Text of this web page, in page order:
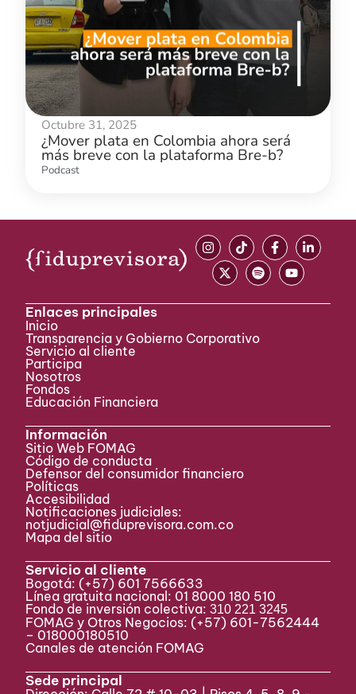
Octubre 31, 2025
¿Mover plata en Colombia ahora será
más breve con la plataforma Bre-b?
Podcast
Enlaces principales
Inicio
Transparencia y Gobierno Corporativo
Servicio al cliente
Participa ​
Nosotros
Fondos
Educación Financiera
Información
Sitio Web FOMAG
Código de conducta
Defensor del consumidor financiero
Políticas
Accesibilidad
Notificaciones judiciales:
notjudicial@fiduprevisora.com.co
Mapa del sitio
Servicio al cliente
Bogotá: (+57) 601 7566633
Línea gratuita nacional: 01 8000 180 510
Fondo de inversión colectiva:310 221 3245
FOMAG y Otros Negocios: (+57) 601-7562444
– 018000180510
Canales de atención FOMAG
Sede principal